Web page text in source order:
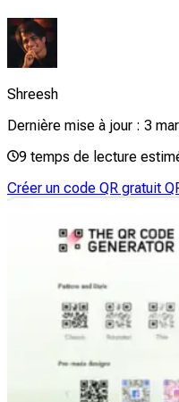
Shreesh
Dernière mise à jour : 3
9 temps de lecture
Créer un code QR gratuit